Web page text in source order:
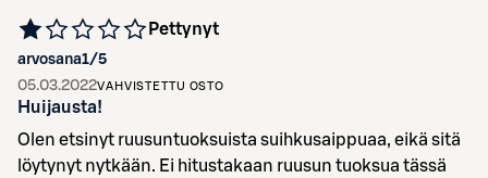
arvosana1/5
Pettynyt
05.03.2022VAHVISTETTU OSTO
Huijausta!
Olen etsinyt ruusuntuoksuista suihkusaippuaa, eikä sitä
löytynyt nytkään. Ei hitustakaan ruusun tuoksua tässä